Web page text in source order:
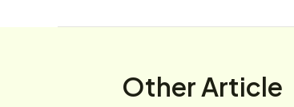
Other Article